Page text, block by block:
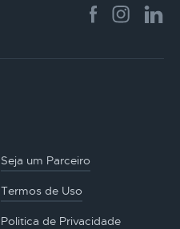
Seja um Parceiro
Termos de Uso
Politica de Privacidade